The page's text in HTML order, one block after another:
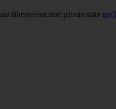
lähestyessä näet päivän sään